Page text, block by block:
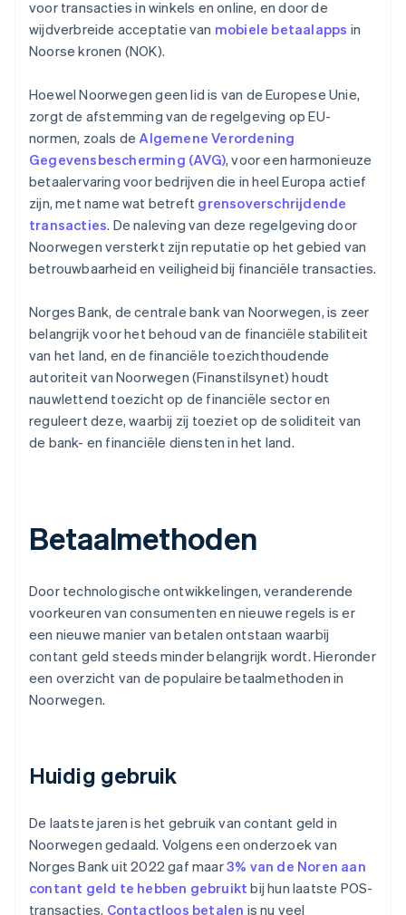
voor transacties in winkels en online, en door de
wijdverbreide acceptatie van mobiele betaalapps in
Noorse kronen (NOK).
Hoewel Noorwegen geen lid is van de Europese Unie,
zorgt de afstemming van de regelgeving op EU-
normen, zoals deAlgemene Verordening
Gegevensbescherming (AVG), voor een harmonieuze
betaalervaring voor bedrijven die in heel Europa actief
zijn, met name wat betreft grensoverschrijdende
transacties. De naleving van deze regelgeving door
Noorwegen versterkt zijn reputatie op het gebied van
betrouwbaarheid en veiligheid bij financiële transacties.
Norges Bank, de centrale bank van Noorwegen, is zeer
belangrijk voor het behoud van de financiële stabiliteit
van het land, en de financiële toezichthoudende
autoriteit van Noorwegen (Finanstilsynet) houdt
nauwlettend toezicht op de financiële sector en
reguleert deze, waarbij zij toeziet op de soliditeit van
de bank- en financiële diensten in het land.
Betaalmethoden
Door technologische ontwikkelingen, veranderende
voorkeuren van consumenten en nieuwe regels is er
een nieuwe manier van betalen ontstaan waarbij
contant geld steeds minder belangrijk wordt. Hieronder
een overzicht van de populaire betaalmethoden in
Noorwegen.
Huidig gebruik
De laatste jaren is het gebruik van contant geld in
Noorwegen gedaald. Volgens een onderzoek van
Norges Bank uit 2022 gaf maar3% van de Noren aan
contant geld te hebben gebruikt bij hun laatste POS-
transacties. Contactloos betalen is nu veel